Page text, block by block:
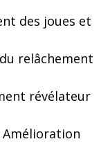
des joues et
relâchement
révélateur
Amélioration